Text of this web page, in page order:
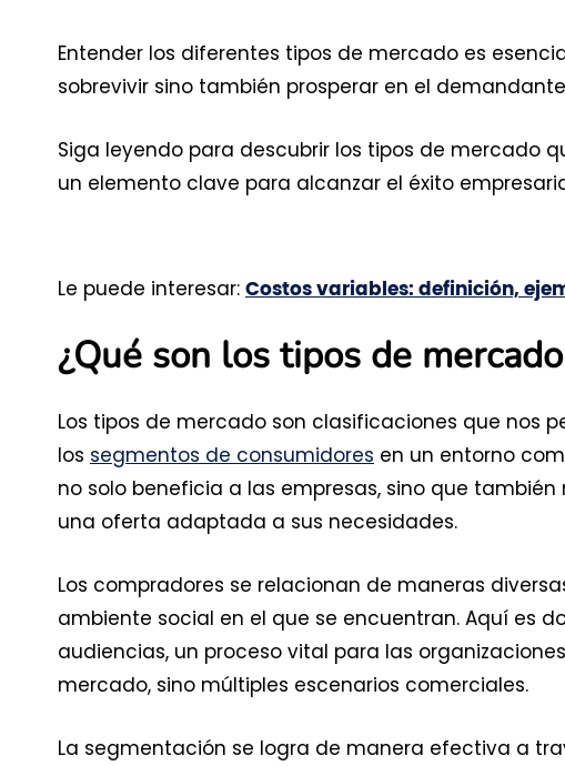
Entender los diferentes tipos de mercado es
sobrevivir sino también prosperar en el
Siga leyendo para descubrir los tipos de mercado
un elemento clave para alcanzar el éxito
Le puede interesar: Costos variables: definición,
¿Qué son los tipos de
Los tipos de mercado son clasificaciones que nos
los segmentos de consumidores en un entorno
no solo beneficia a las empresas, sino que
una oferta adaptada a sus necesidades.
Los compradores se relacionan de maneras
ambiente social en el que se encuentran. Aquí es
audiencias, un proceso vital para las
mercado, sino múltiples escenarios comerciales.
La segmentación se logra de manera efectiva a